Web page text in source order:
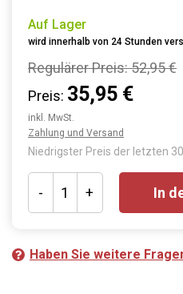
Auf Lager
wird innerhalb von 24 Stunden
Regulärer Preis:52,95 €
Preis: 35,95 €
inkl. MwSt.
Zahlung und Versand
Niedrigster Preis der letzten
- + In
Haben Sie weitere